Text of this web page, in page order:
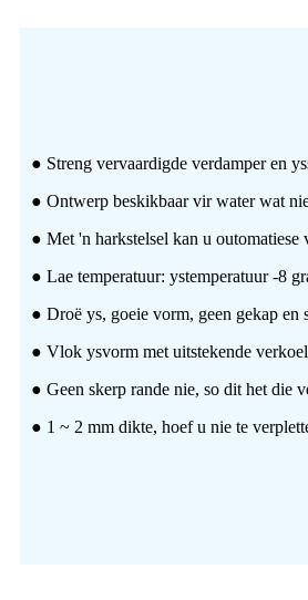
● Streng vervaardigde verdamper en
● Ontwerp beskikbaar vir water wat
● Met 'n harkstelsel kan u outomatiese
● Lae temperatuur: ystemperatuur -8
● Droë ys, goeie vorm, geen gekap en
● Vlok ysvorm met uitstekende
● Geen skerp rande nie, so dit het die
● 1 ~ 2 mm dikte, hoef u nie te